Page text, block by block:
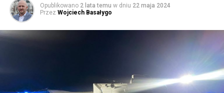
Opublikowano 2 lata temu w dniu 22 maja 2024
Przez Wojciech Basałygo